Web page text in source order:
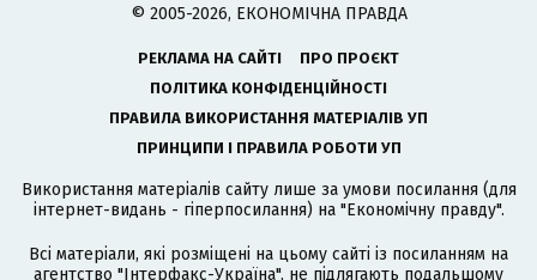
© 2005-2026, ЕКОНОМІЧНА ПРАВДА
РЕКЛАМА НА САЙТІ
ПРО ПРОЄКТ
ПОЛІТИКА КОНФІДЕНЦІЙНОСТІ
ПРАВИЛА ВИКОРИСТАННЯ МАТЕРІАЛІВ УП
ПРИНЦИПИ І ПРАВИЛА РОБОТИ УП
Використання матеріалів сайту лише за умови посилання (для
інтернет-видань - гіперпосилання) на "Економічну правду".
Всі матеріали, які розміщені на цьому сайті із посиланням на
агентство "Інтерфакс-Україна", не підлягають подальшому